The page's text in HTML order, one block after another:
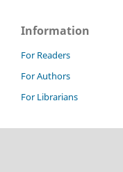
Information
For Readers
For Authors
For Librarians